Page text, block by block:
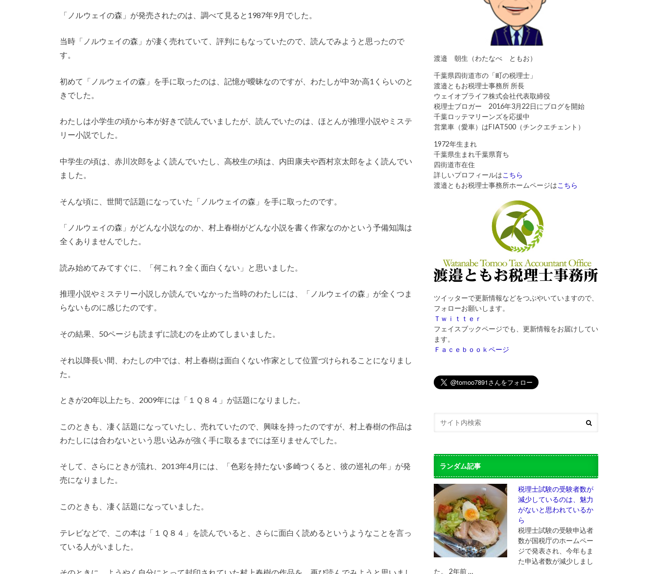
「ノルウェイの森」が発売されたのは、調べて見ると1987年9月でした。
当時「ノルウェイの森」が凄く売れていて、評判にもなっていたので、読んでみようと思ったので
す。
初めて「ノルウェイの森」を手に取ったのは、記憶が曖昧なのですが、わたしが中3か高1くらいのと
きでした。
わたしは小学生の頃から本が好きで読んでいましたが、読んでいたのは、ほとんが推理小説やミステ
リー小説でした。
中学生の頃は、赤川次郎をよく読んでいたし、高校生の頃は、内田康夫や西村京太郎をよく読んでい
ました。
そんな頃に、世間で話題になっていた「ノルウェイの森」を手に取ったのです。
「ノルウェイの森」がどんな小説なのか、村上春樹がどんな小説を書く作家なのかという予備知識は
全くありませんでした。
読み始めてみてすぐに、「何これ？全く面白くない」と思いました。
推理小説やミステリー小説しか読んでいなかった当時のわたしには、「ノルウェイの森」が全くつま
らないものに感じたのです。
その結果、50ページも読まずに読むのを止めてしまいました。
それ以降長い間、わたしの中では、村上春樹は面白くない作家として位置づけられることになりまし
た。
ときが20年以上たち、2009年には「１Ｑ８４」が話題になりました。
このときも、凄く話題になっていたし、売れていたので、興味を持ったのですが、村上春樹の作品は
わたしには合わないという思い込みが強く手に取るまでには至りませんでした。
そして、さらにときが流れ、2013年4月には、「色彩を持たない多崎つくると、彼の巡礼の年」が発
売になりました。
このときも、凄く話題になっていました。
テレビなどで、この本は「１Ｑ８４」を読んでいると、さらに面白く読めるというようなことを言っ
ている人がいました。
渡邉 朝生（わたなべ ともお）
千葉県四街道市の「町の税理士」
渡邉ともお税理士事務所 所長
ウェイオブライフ株式会社代表取締役
税理士ブロガー 2016年3月22日にブログを開始
千葉ロッテマリーンズを応援中
営業車（愛車）はFIAT500（チンクエチェント）
1972年生まれ
千葉県生まれ千葉県育ち
四街道市在住
詳しいプロフィールはこちら
渡邉ともお税理士事務所ホームページはこちら
ツイッターで更新情報などをつぶやいていますので、
フォローお願いします。
Ｔｗｉｔｔｅｒ
フェイスブックページでも、更新情報をお届けしてい
ます。
Ｆａｃｅｂｏｏｋページ
ランダム記事
税理士試験の受験者数が
減少しているのは、魅力
がないと思われているか
ら
税理士試験の受験申込者
数が国税庁のホームペー
ジで発表され、今年もま
た申込者数が減少しまし
た。 2年前 …